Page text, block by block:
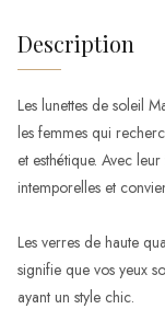
Description
Les lunettes de soleil
les femmes qui
et esthétique. Avec
intemporelles et
Les verres de haute
signifie que vos yeux
ayant un style chic.